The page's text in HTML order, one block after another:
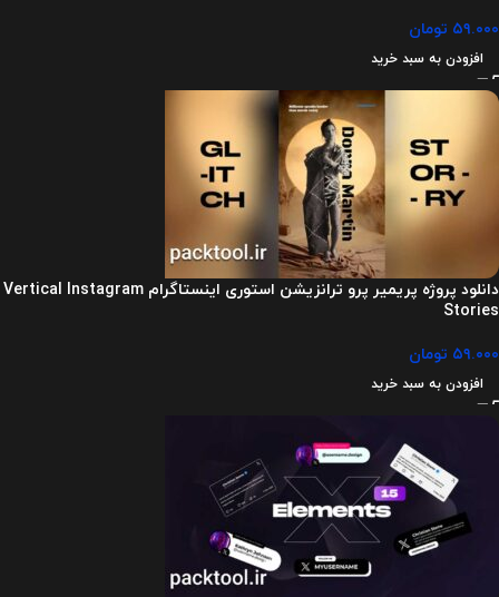
۵۹.۰۰۰ تومان
افزودن به سبد خرید
دانلود پروژه پریمیر پرو ترانزیشن استوری اینستاگرام Vertical Instagram
Stories
۵۹.۰۰۰ تومان
افزودن به سبد خرید